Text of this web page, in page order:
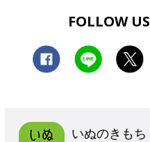
FOLLOW US
いぬのきもち